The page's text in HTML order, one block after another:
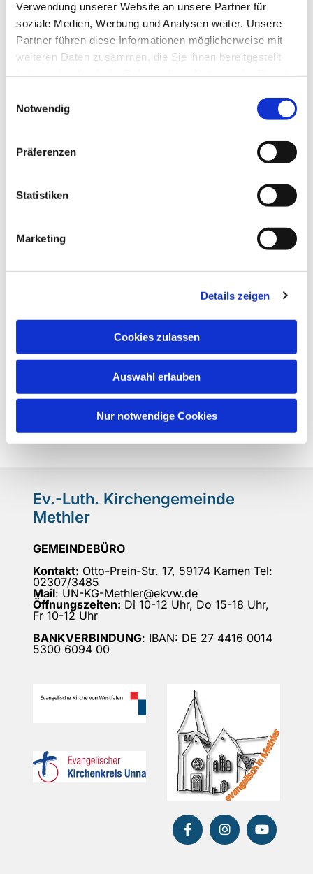
Verwendung unserer Website an unsere Partner für
soziale Medien, Werbung und Analysen weiter. Unsere
Partner führen diese Informationen möglicherweise mit
weiteren Daten zusammen, die Sie ihnen bereitgestellt
Notwendig
Präferenzen
Statistiken
Marketing
Details zeigen
Cookies zulassen
Auswahl erlauben
Nur notwendige Cookies
Dies könnte Sie auch
interessieren
Ev.-Luth. Kirchengemeinde
Methler
GEMEINDEBÜRO
Kontakt: Otto-Prein-Str. 17, 59174 Kamen Tel:
02307/3485
Mail: UN-KG-Methler@ekvw.de
Öffnungszeiten: Di 10-12 Uhr, Do 15-18 Uhr,
Fr 10-12 Uhr
BANKVERBINDUNG: IBAN: DE 27 4416 0014
5300 6094 00